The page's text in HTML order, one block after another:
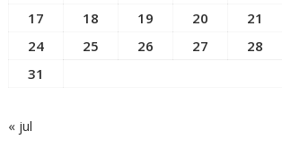
17
18 19 20 21
24
25 26 27 28
31
« jul